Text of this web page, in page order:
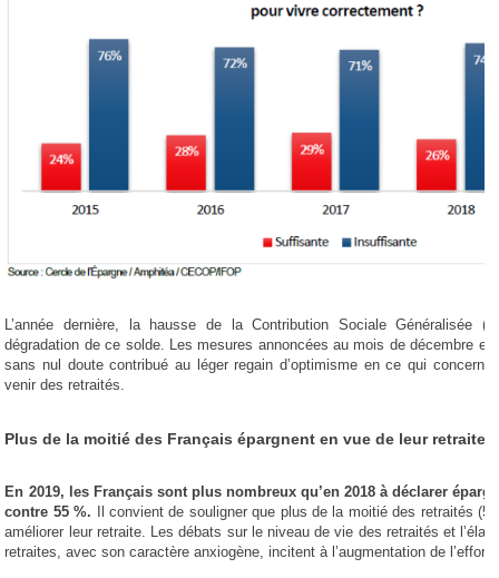
L’année dernière, la hausse de la Contribution Sociale Généralisée
dégradation de ce solde. Les mesures annoncées au mois de décembre et
sans nul doute contribué au léger regain d’optimisme en ce qui
venir des retraités.
Plus de la moitié des Français épargnent en vue de leur retraite
En 2019, les Français sont plus nombreux qu’en 2018 à déclarer
contre 55 %. Il convient de souligner que plus de la moitié des retraités
améliorer leur retraite. Les débats sur le niveau de vie des retraités et
retraites, avec son caractère anxiogène, incitent à l’augmentation de l’effort